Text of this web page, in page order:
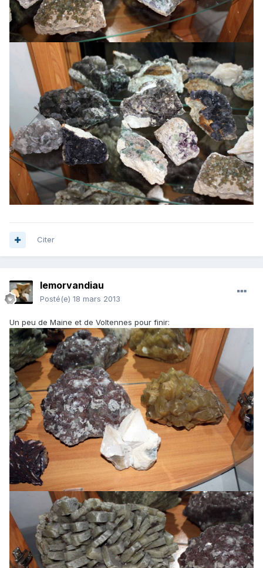
Citer
lemorvandiau
Posté(e) 18 mars 2013
Un peu de Maine et de Voltennes pour finir: